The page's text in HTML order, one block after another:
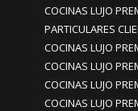
COCINAS LUJO
PARTICULARES
COCINAS LUJO
COCINAS LUJO
COCINAS LUJO
COCINAS LUJO